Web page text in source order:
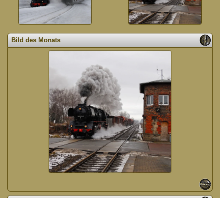
Bild des Monats